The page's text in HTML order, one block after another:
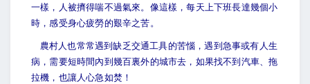
一樣，人被擠得喘不過氣來。像這樣，每天上下班長達幾個小
時，感受身心疲勞的艱辛之苦。
農村人也常常遇到缺乏交通工具的苦惱，遇到急事或有人生
病，需要短時間內到幾百裏外的城市去，如果找不到汽車、拖
拉機，也讓人心急如焚！